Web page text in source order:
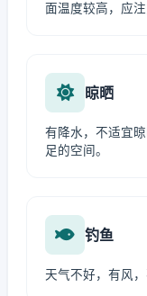
面温度较高，应注
晾晒
有降水，不适宜
足的空间。
钓鱼
天气不好，有风，